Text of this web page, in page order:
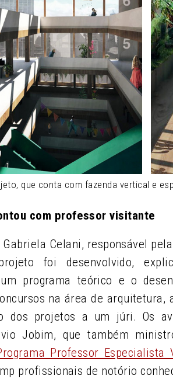
que conta com fazenda vertical e
com professor visitante
Celani, responsável
foi desenvolvido,
programa teórico e o
na área de
dos projetos a um júri. Os
Jobim, que também
Professor Especialista
profissionais de notório